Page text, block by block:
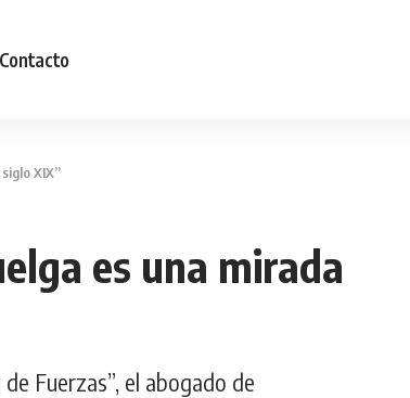
Contacto
XIX”
es una mirada
Fuerzas”, el abogado de